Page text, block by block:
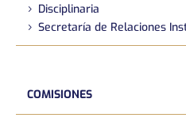
Disciplinaria
Secretaría de Relaciones
COMISIONES